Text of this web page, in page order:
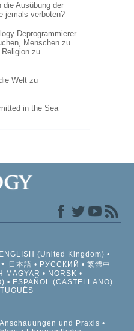
Ausübung der
jemals verboten?
Deprogrammierer
Menschen zu
zu
Welt zu
in the Sea
ENGLISH (United Kingdom)
日本語 РУССКИЙ
繁體中
MAGYAR
NORSK
ESPAÑOL (CASTELLANO)
und Praxis